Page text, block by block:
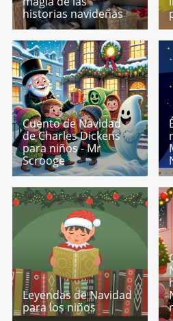
historias navideñas
Cuento de Navidad
de Charles Dickens
para niños - Mr
Scrooge
Leyendas de Navidad
para los niños